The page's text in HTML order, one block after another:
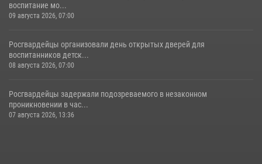
воспитание мо...
09 августа 2026, 07:00
Росгвардейцы организовали день открытых дверей для
воспитанников детск...
08 августа 2026, 07:00
Росгвардейцы задержали подозреваемого в незаконном
проникновении в час...
07 августа 2026, 13:36